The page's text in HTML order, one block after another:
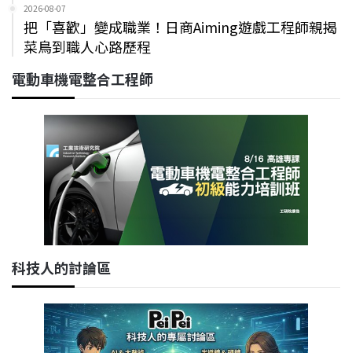
2026-08-07
把「喜歡」變成職業！日商Aiming遊戲工程師親揭
菜鳥到職人心路歷程
電動車機電整合工程師
科技人的討論區